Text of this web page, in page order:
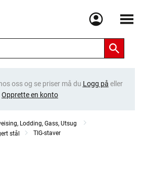
Meny
oss og se priser må du Logg på eller
Opprette en konto
Lodding, Gass, Utsug
stål TIG-staver